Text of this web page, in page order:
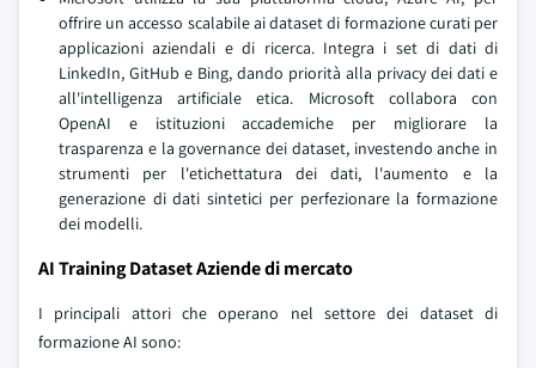
offrire un accesso scalabile ai dataset di formazione curati per
applicazioni aziendali e di ricerca. Integra i set di dati di
LinkedIn, GitHub e Bing, dando priorità alla privacy dei dati e
all'intelligenza artificiale etica. Microsoft collabora con
OpenAI e istituzioni accademiche per migliorare la
trasparenza e la governance dei dataset, investendo anche in
strumenti per l'etichettatura dei dati, l'aumento e la
generazione di dati sintetici per perfezionare la formazione
dei modelli.
AI Training Dataset Aziende di mercato
I principali attori che operano nel settore dei dataset di
formazione AI sono: